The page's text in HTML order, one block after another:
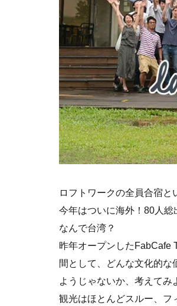
ロフトワークの全員合宿と
今年はついに海外！80人総
なんで台湾？
昨年オープンしたFabCafe
間として、どんな文化的
ようじゃないか、考えてみ
観光はほとんどスルー、フ